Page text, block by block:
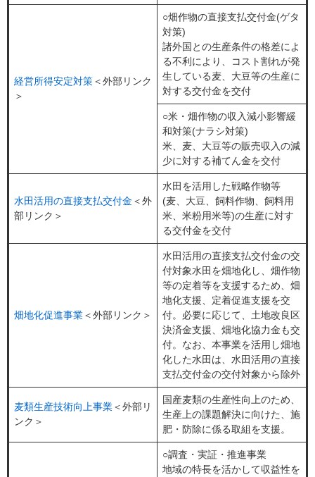
経営所得安定対策＜外部リンク
＞
○畑作物の直接支払交付金(ゲタ
対策)
諸外国との生産条件の格差によ
る不利により、コスト割れが発
生している麦、大豆等の生産に
対する交付金を交付
○米・畑作物の収入減小影響緩
和対策(ナラシ対策)
米、麦、大豆等の販売収入の減
少に対する補てん金を交付
水田活用の直接支払交付金 ＜外
部リンク＞
水田を活用した戦略作物等
(麦、大豆、飼料作物、飼料用
米、米粉用米等)の生産に対す
る交付金を交付
畑地化促進事業＜外部リンク＞
水田活用の直接支払交付金の交
付対象水田を畑地化し、畑作物
等の定着等を支援するため、畑
地化支援、定着促進支援を交
付。必要に応じて、土地改良区
決済金支援、畑地化協力金も交
付。なお、本事業を活用し畑地
化した水田は、水田活用の直接
支払交付金の交付対象から除外
麦類生産技術向上事業＜外部リ
ンク＞
国産麦類の生産性向上のため、
生産上の課題解決に向けた、施
肥・防除に係る取組を支援。
○調査・実証・推進事業
地域の特長を活かして収益性を